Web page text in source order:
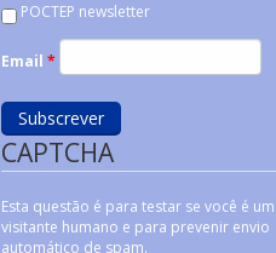
POCTEP newsletter
Email *
CAPTCHA
Esta questão é para testar se você é um
visitante humano e para prevenir envio
automático de spam.